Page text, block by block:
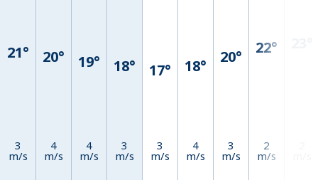
21°
3
m/s
20°
4
m/s
19°
4
m/s
18°
3
m/s
17°
3
m/s
18°
4
m/s
20°
3
m/s
22°
2
m/s